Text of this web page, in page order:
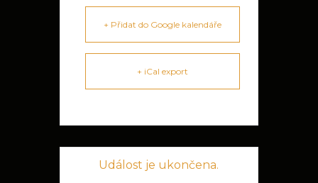
+ Přidat do Google kalendáře
+ iCal export
Událost je ukončena.